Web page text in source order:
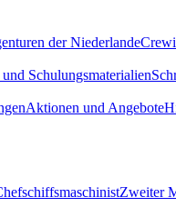
der Niederlande
Schulungsmaterialien
Aktionen und Angebote
Zweiter